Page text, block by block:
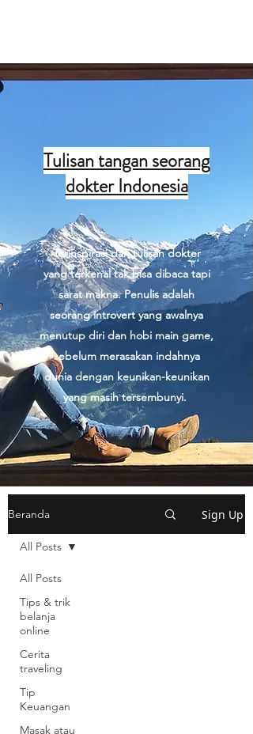
Tulisan tangan seorang
dokter Indonesia
Terinspirasi dari tulisan dokter
yang terkenal tak bisa dibaca tapi
sarat makna. Penulis adalah
seorang introvert yang awalnya
menutup diri dan hobi main game,
sebelum merasakan indahnya
dunia dengan keunikan-keunikan
yang masih tersembunyi.
Beranda Sign Up
All Posts
Tips & trik
belanja
online
Cerita
traveling
Tip
Keuangan
Masak atau
All Posts